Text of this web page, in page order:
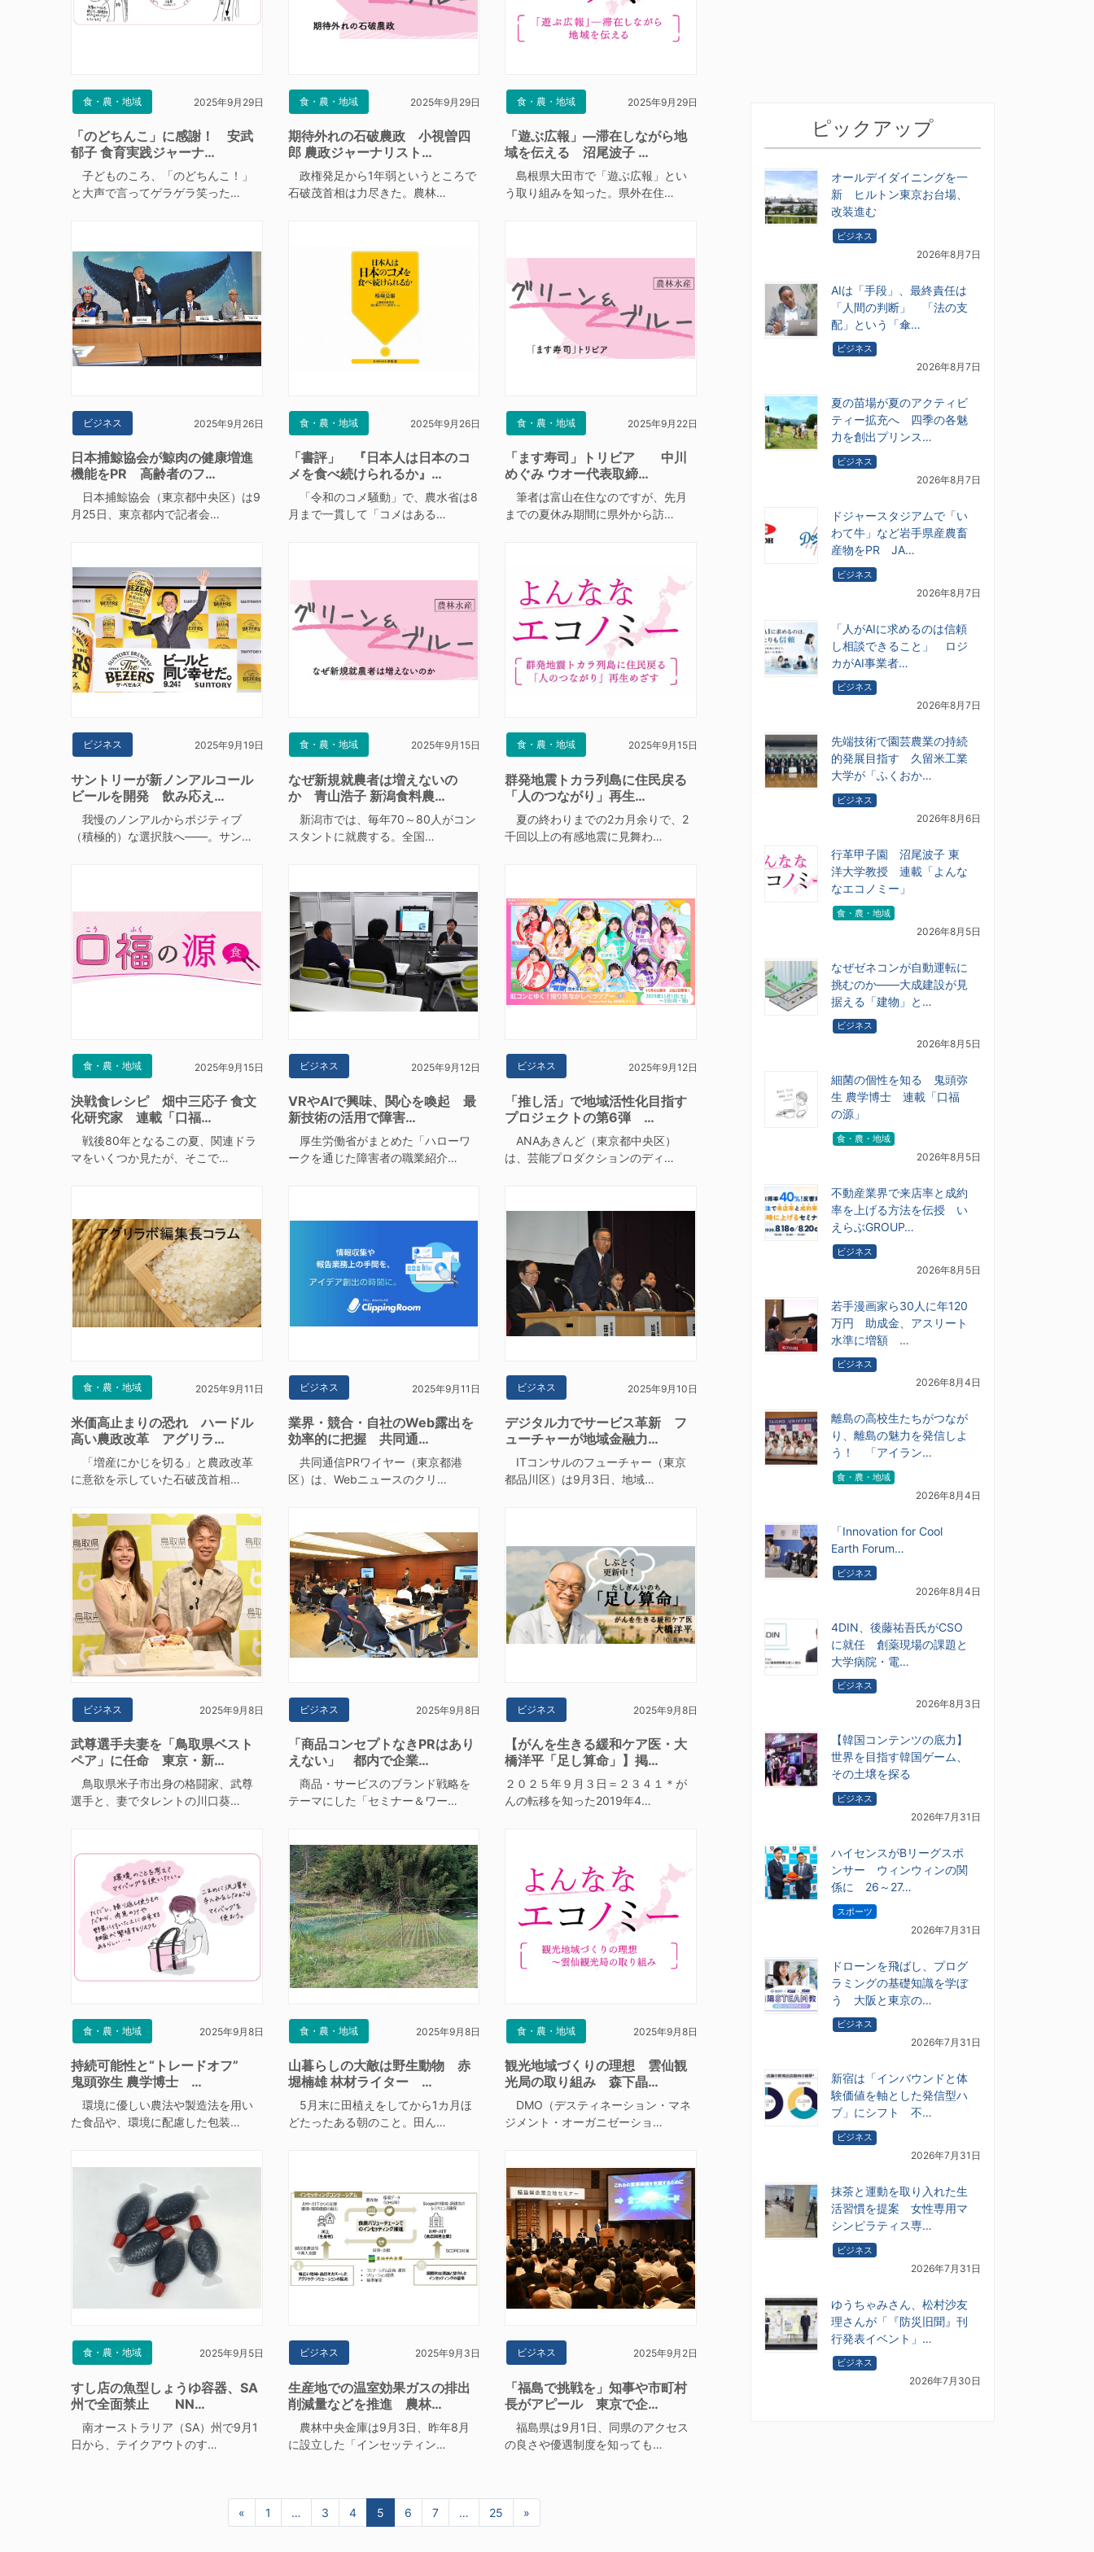
食・農・地域 2025年9月29日
「のどちんこ」に感謝！ 安武
郁子 食育実践ジャーナ…
子どものころ、「のどちんこ！」
と大声で言ってゲラゲラ笑った…
食・農・地域 2025年9月29日
期待外れの石破農政 小視曽四
郎 農政ジャーナリスト…
政権発足から1年弱というところで
石破茂首相は力尽きた。農林…
食・農・地域 2025年9月29日
「遊ぶ広報」―滞在しながら地
域を伝える 沼尾波子 …
島根県大田市で「遊ぶ広報」とい
う取り組みを知った。県外在住…
ビジネス 2025年9月26日
日本捕鯨協会が鯨肉の健康増進
機能をPR 高齢者のフ…
日本捕鯨協会（東京都中央区）は9
月25日、東京都内で記者会…
食・農・地域 2025年9月26日
「書評」 『日本人は日本のコ
メを食べ続けられるか』…
「令和のコメ騒動」で、農水省は8
月まで一貫して「コメはある…
食・農・地域 2025年9月22日
「ます寿司」トリビア 中川
めぐみ ウオー代表取締…
筆者は富山在住なのですが、先月
までの夏休み期間に県外から訪…
ビジネス 2025年9月19日
サントリーが新ノンアルコール
ビールを開発 飲み応え…
我慢のノンアルからポジティブ
（積極的）な選択肢へ――。サン…
食・農・地域 2025年9月15日
なぜ新規就農者は増えないの
か 青山浩子 新潟食料農…
新潟市では、毎年70～80人がコン
スタントに就農する。全国…
食・農・地域 2025年9月15日
群発地震トカラ列島に住民戻る
「人のつながり」再生…
夏の終わりまでの2カ月余りで、2
千回以上の有感地震に見舞わ…
食・農・地域 2025年9月15日
決戦食レシピ 畑中三応子 食文
化研究家 連載「口福…
戦後80年となるこの夏、関連ドラ
マをいくつか見たが、そこで…
ビジネス 2025年9月12日
VRやAIで興味、関心を喚起 最
新技術の活用で障害…
厚生労働省がまとめた「ハローワ
ークを通じた障害者の職業紹介…
ビジネス 2025年9月12日
「推し活」で地域活性化目指す
プロジェクトの第6弾 …
ANAあきんど（東京都中央区）
は、芸能プロダクションのディ…
食・農・地域 2025年9月11日
米価高止まりの恐れ ハードル
高い農政改革 アグリラ…
「増産にかじを切る」と農政改革
に意欲を示していた石破茂首相…
ビジネス 2025年9月11日
業界・競合・自社のWeb露出を
効率的に把握 共同通…
共同通信PRワイヤー（東京都港
区）は、Webニュースのクリ…
ビジネス 2025年9月10日
デジタル力でサービス革新 フ
ューチャーが地域金融力…
ITコンサルのフューチャー（東京
都品川区）は9月3日、地域…
ビジネス 2025年9月8日
武尊選手夫妻を「鳥取県ベスト
ペア」に任命 東京・新…
鳥取県米子市出身の格闘家、武尊
選手と、妻でタレントの川口葵…
ビジネス 2025年9月8日
「商品コンセプトなきPRはあり
えない」 都内で企業…
商品・サービスのブランド戦略を
テーマにした「セミナー＆ワー…
ビジネス 2025年9月8日
【がんを生きる緩和ケア医・大
橋洋平「足し算命」】掲…
２０２５年９月３日＝２３４１＊が
んの転移を知った2019年4…
食・農・地域 2025年9月8日
持続可能性と“トレードオフ”
鬼頭弥生 農学博士 …
環境に優しい農法や製造法を用い
た食品や、環境に配慮した包装…
食・農・地域 2025年9月8日
山暮らしの大敵は野生動物 赤
堀楠雄 林材ライター …
5月末に田植えをしてから1カ月ほ
どたったある朝のこと。田ん…
食・農・地域 2025年9月8日
観光地域づくりの理想 雲仙観
光局の取り組み 森下晶…
DMO（デスティネーション・マネ
ジメント・オーガニゼーショ…
食・農・地域 2025年9月5日
すし店の魚型しょうゆ容器、SA
州で全面禁止 NN…
南オーストラリア（SA）州で9月1
日から、テイクアウトのす…
ビジネス 2025年9月3日
生産地での温室効果ガスの排出
削減量などを推進 農林…
農林中央金庫は9月3日、昨年8月
に設立した「インセッティン…
ビジネス 2025年9月2日
「福島で挑戦を」知事や市町村
長がアピール 東京で企…
福島県は9月1日、同県のアクセス
の良さや優遇制度を知っても…
« 前へ1 … 3 4 5 6 7 … 25 »
ピックアップ
オールデイダイニングを一
新 ヒルトン東京お台場、
改装進む
ビジネス
2026年8月7日
AIは「手段」、最終責任は
「人間の判断」 「法の支
配」という「傘…
ビジネス
2026年8月7日
夏の苗場が夏のアクティビ
ティー拡充へ 四季の各魅
力を創出プリンス…
ビジネス
2026年8月7日
ドジャースタジアムで「い
わて牛」など岩手県産農畜
産物をPR JA…
ビジネス
2026年8月7日
「人がAIに求めるのは信頼
し相談できること」 ロジ
カがAI事業者…
ビジネス
2026年8月7日
先端技術で園芸農業の持続
的発展目指す 久留米工業
大学が「ふくおか…
ビジネス
2026年8月6日
行革甲子園 沼尾波子 東
洋大学教授 連載「よんな
なエコノミー」
食・農・地域
2026年8月5日
なぜゼネコンが自動運転に
挑むのか――大成建設が見
据える「建物」と…
ビジネス
2026年8月5日
細菌の個性を知る 鬼頭弥
生 農学博士 連載「口福
の源」
食・農・地域
2026年8月5日
不動産業界で来店率と成約
率を上げる方法を伝授 い
えらぶGROUP…
ビジネス
2026年8月5日
若手漫画家ら30人に年120
万円 助成金、アスリート
水準に増額 …
ビジネス
2026年8月4日
離島の高校生たちがつなが
り、離島の魅力を発信しよ
う！ 「アイラン…
食・農・地域
2026年8月4日
「Innovation for Cool
Earth Forum…
ビジネス
2026年8月4日
4DIN、後藤祐吾氏がCSO
に就任 創薬現場の課題と
大学病院・電…
ビジネス
2026年8月3日
【韓国コンテンツの底力】
世界を目指す韓国ゲーム、
その土壌を探る
ビジネス
2026年7月31日
ハイセンスがBリーグスポ
ンサー ウィンウィンの関
係に 26～27…
スポーツ
2026年7月31日
ドローンを飛ばし、プログ
ラミングの基礎知識を学ぼ
う 大阪と東京の…
ビジネス
2026年7月31日
新宿は「インバウンドと体
験価値を軸とした発信型ハ
ブ」にシフト 不…
ビジネス
2026年7月31日
抹茶と運動を取り入れた生
活習慣を提案 女性専用マ
シンピラティス専…
ビジネス
2026年7月31日
ゆうちゃみさん、松村沙友
理さんが「『防災旧聞』刊
行発表イベント」…
ビジネス
2026年7月30日